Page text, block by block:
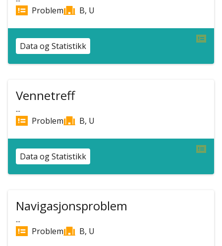
Problem
B, U
Data og Statistikk
Vennetreff
...
Problem
B, U
Data og Statistikk
Navigasjonsproblem
...
Problem
B, U